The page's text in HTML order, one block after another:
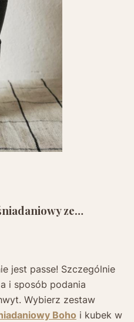
ze…
jest passe! Szczególnie
i sposób podania
Wybierz zestaw
Boho i kubek w